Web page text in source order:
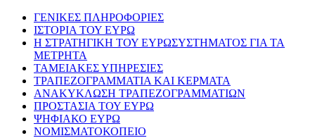
ΓΕΝΙΚΕΣ ΠΛΗΡΟΦΟΡΙΕΣ
ΙΣΤΟΡΙΑ ΤΟΥ ΕΥΡΩ
Η ΣΤΡΑΤΗΓΙΚΗ ΤΟΥ ΕΥΡΩΣΥΣΤΗΜΑΤΟΣ ΓΙΑ ΤΑ
ΜΕΤΡΗΤΑ
ΤΑΜΕΙΑΚΕΣ ΥΠΗΡΕΣΙΕΣ
ΤΡΑΠΕΖΟΓΡΑΜΜΑΤΙΑ ΚΑΙ ΚΕΡΜΑΤΑ
ΑΝΑΚΥΚΛΩΣΗ ΤΡΑΠΕΖΟΓΡΑΜΜΑΤΙΩΝ
ΠΡΟΣΤΑΣΙΑ ΤΟΥ ΕΥΡΩ
ΨΗΦΙΑΚΟ ΕΥΡΩ
ΝΟΜΙΣΜΑΤΟΚΟΠΕΙΟ